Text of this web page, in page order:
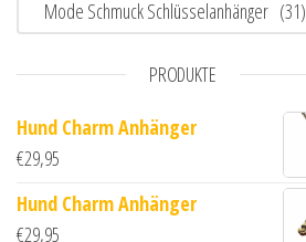
Mode Schmuck Schlüsselanhänger (31)
PRODUKTE
Hund Charm Anhänger
€29,95
Hund Charm Anhänger
€29,95